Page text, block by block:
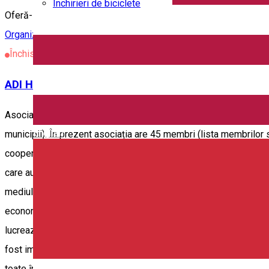
English
Închirieri de biciclete
Oferă-i campionului tău o experiență unică🦸‍♂️ Taberele
OrganizațieOrganizator de Evenimente
Închis
ADI Harghita
Asociația de Dezvoltare Intercomunitară Harghita (A.D.I.
municipii). În prezent asociația are 45 membri (lista
cooperații pe termen lung cu primăriile din județ, precum și
care au ca scop dezvoltarea și promovarea turismului,
mediului, promovarea turismului local, județean, și lansarea
economică al județului Harghita și nu numai. Începând cu
lucrează în domeniul turismului și care sunt interesate de
fost implementat de Consiliul Județean Harghita și cofinanțat